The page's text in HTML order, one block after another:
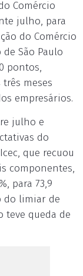
Comércio
julho, para
do Comércio
São Paulo
pontos,
meses
empresários.
julho e
do
que recuou
componentes,
para 73,9
do limiar de
teve queda de